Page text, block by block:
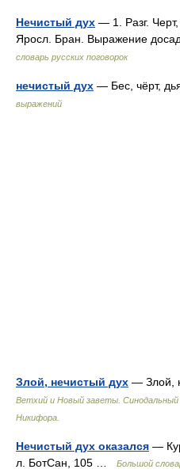
Нечистый дух — 1. Разг.
Яросл. Бран. Выражение
словарь русских поговорок
нечистый дух — Бес, чёрт,
выражений
Злой, нечистый дух — Злой,
Ветхий и Новый заветы. Синодальный
Никифора.
Нечистый дух оказался —
л. БотСан, 105 …
Большой